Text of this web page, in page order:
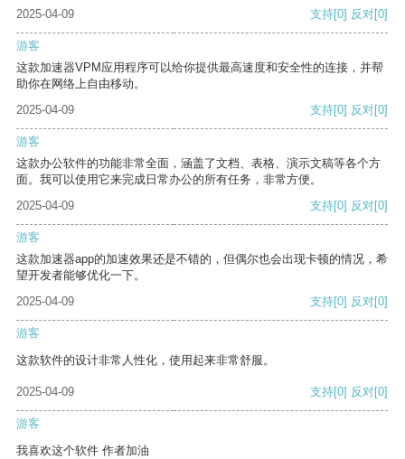
2025-04-09 支持[0] 反对[0]
游客
这款加速器VPM应用程序可以给你提供最高速度和安全性的连接，并帮
助你在网络上自由移动。
2025-04-09
支持[0] 反对[0]
游客
这款办公软件的功能非常全面，涵盖了文档、表格、演示文稿等各个方
面。我可以使用它来完成日常办公的所有任务，非常方便。
2025-04-09
支持[0] 反对[0]
游客
这款加速器app的加速效果还是不错的，但偶尔也会出现卡顿的情况，希
望开发者能够优化一下。
2025-04-09
支持[0] 反对[0]
游客
这款软件的设计非常人性化，使用起来非常舒服。
2025-04-09 支持[0] 反对[0]
游客
我喜欢这个软件 作者加油